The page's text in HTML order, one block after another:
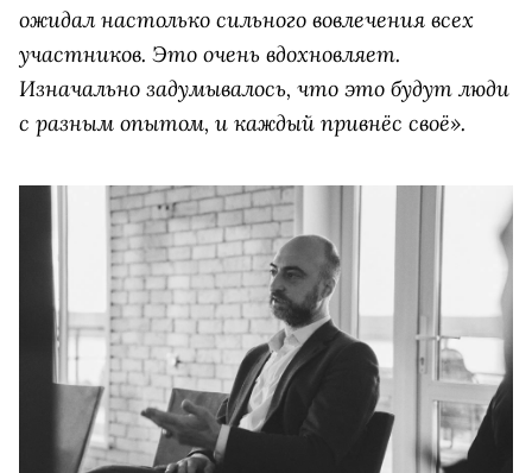
ожидал настолько сильного вовлечения всех
участников. Это очень вдохновляет.
Изначально задумывалось, что это будут люди
с разным опытом, и каждый привнёс своё».